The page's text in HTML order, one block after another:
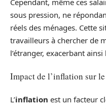
sous pression, ne
réels des ménages. Cette
travailleurs à chercher de
l’étranger, exacerbant
Impact de l’inflation sur
L’inflation est un facteur